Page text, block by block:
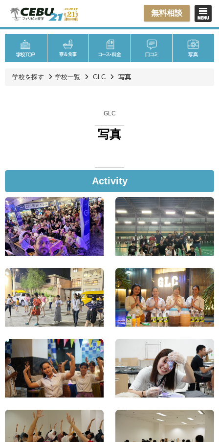
無料相談
学校を探す 学校一覧 GLC 写真
GLC
写真
Activity